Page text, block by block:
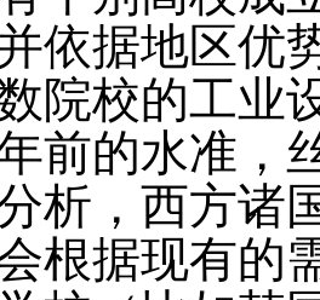
依据地区优
院校的工业
前的水准，
析，西方诸
根据现有的